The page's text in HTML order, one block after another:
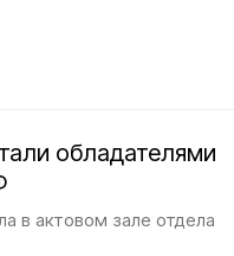
обладателями
в актовом зале отдела